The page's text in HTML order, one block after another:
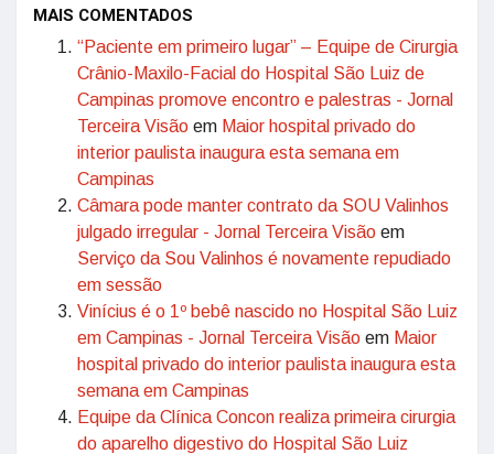
MAIS COMENTADOS
“Paciente em primeiro lugar” – Equipe de Cirurgia
Crânio-Maxilo-Facial do Hospital São Luiz de
Campinas promove encontro e palestras - Jornal
Terceira Visão em Maior hospital privado do
interior paulista inaugura esta semana em
Campinas
Câmara pode manter contrato da SOU Valinhos
julgado irregular - Jornal Terceira Visão em
Serviço da Sou Valinhos é novamente repudiado
em sessão
Vinícius é o 1º bebê nascido no Hospital São Luiz
em Campinas - Jornal Terceira Visão em Maior
hospital privado do interior paulista inaugura esta
semana em Campinas
Equipe da Clínica Concon realiza primeira cirurgia
do aparelho digestivo do Hospital São Luiz